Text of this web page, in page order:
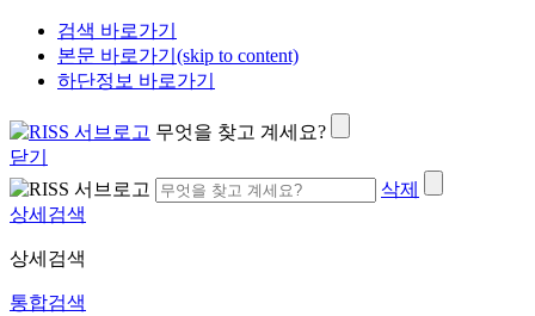
검색 바로가기
본문 바로가기(skip to content)
하단정보 바로가기
무엇을 찾고 계세요?
닫기
삭제
상세검색
상세검색
통합검색